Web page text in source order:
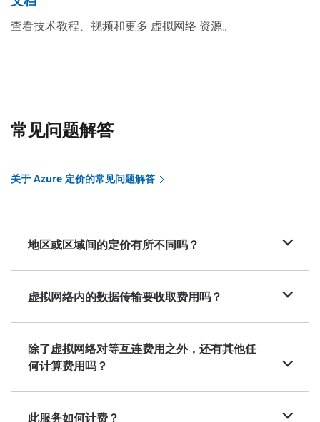
查看技术教程、视频和更多 虚拟网络 资源。
常见问题解答
关于 Azure 定价的常见问题解答
地区或区域间的定价有所不同吗？
虚拟网络内的数据传输要收取费用吗？
除了虚拟网络对等互连费用之外，还有其他任
何计算费用吗？
此服务如何计费？